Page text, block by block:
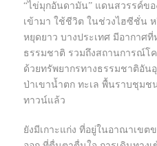
“ไข่มุกอันดามัน” แดนสวรรค์ข
เข้ามา ใช้ชีวิต ในช่วงไฮซีชั่น ห
หยุดยาว บางประเทศ มีอากาศ
ธรรมชาติ รวมถึงสถานการณ์โ
ด้วยทรัพยากรทางธรรมชาติอั
ป่าเขานํ้าตก ทะเล พื้นราบชุม
ทาวน์แล้ว
ยังมีเกาะแก่ง ที่อยู่ในอาณาเขต